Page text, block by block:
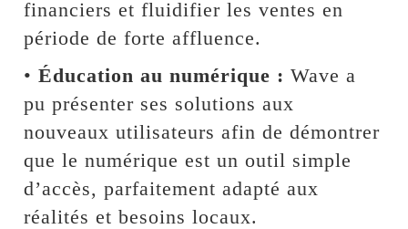
financiers et fluidifier les ventes en
période de forte affluence.
•Éducation au numérique : Wave a
pu présenter ses solutions aux
nouveaux utilisateurs afin de démontrer
que le numérique est un outil simple
d’accès, parfaitement adapté aux
réalités et besoins locaux.